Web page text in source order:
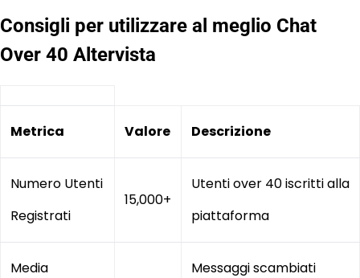
Consigli per utilizzare al meglio Chat
Over 40 Altervista
Metrica Valore Descrizione
Numero Utenti
Registrati
15,000+
Utenti over 40 iscritti alla
piattaforma
Media
Messaggi scambiati